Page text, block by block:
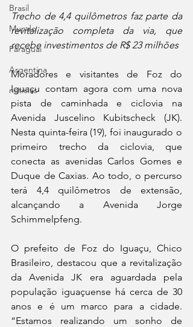
Brasil
Mundo
Paraguai
Argentina
noticias
Trecho de 4,4 quilômetros faz parte da
revitalização completa da via, que
recebe investimentos de R$ 23 milhões
Moradores e visitantes de Foz do
Iguaçu contam agora com uma nova
pista de caminhada e ciclovia na
Avenida Juscelino Kubitscheck (JK).
Nesta quinta-feira (19), foi inaugurado o
primeiro trecho da ciclovia, que
conecta as avenidas Carlos Gomes e
Duque de Caxias. Ao todo, o percurso
terá 4,4 quilômetros de extensão,
alcançando a Avenida Jorge
Schimmelpfeng.
O prefeito de Foz do Iguaçu, Chico
Brasileiro, destacou que a revitalização
da Avenida JK era aguardada pela
população iguaçuense há cerca de 30
anos e é um marco para a cidade.
“Estamos realizando um sonho de